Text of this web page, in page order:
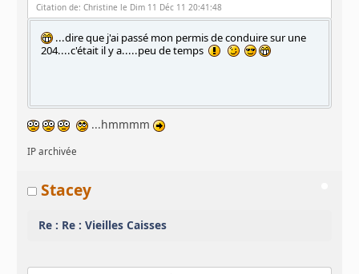
Citation de: Christine le Dim 11 Déc 11 20:41:48
...dire que j'ai passé mon permis de conduire sur une
204....c'était il y a.....peu de temps
...hmmmm
IP archivée
Stacey
Re : Re : Vieilles Caisses